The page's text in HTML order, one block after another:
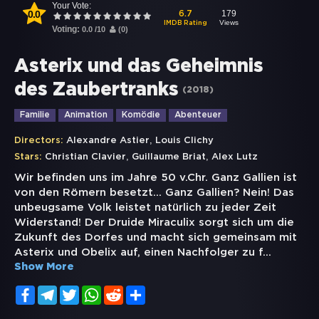
0.0
Your Vote:
Voting: 0.0 /10 (0)
6.7
IMDB Rating
179
Views
Asterix und das Geheimnis
des Zaubertranks
(2018)
Familie Animation Komödie Abenteuer
Directors: Alexandre Astier, Louis Clichy
Stars: Christian Clavier, Guillaume Briat, Alex Lutz
Wir befinden uns im Jahre 50 v.Chr. Ganz Gallien ist
von den Römern besetzt... Ganz Gallien? Nein! Das
unbeugsame Volk leistet natürlich zu jeder Zeit
Widerstand! Der Druide Miraculix sorgt sich um die
Zukunft des Dorfes und macht sich gemeinsam mit
Asterix und Obelix auf, einen Nachfolger zu f...
Show More
FacebookTelegramTwitterWhatsApp
Reddit